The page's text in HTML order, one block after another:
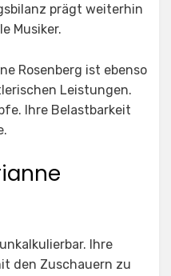
prägt weiterhin
Musiker.
Rosenberg ist ebenso
Leistungen.
Ihre Belastbarkeit
Ihre
den Zuschauern zu